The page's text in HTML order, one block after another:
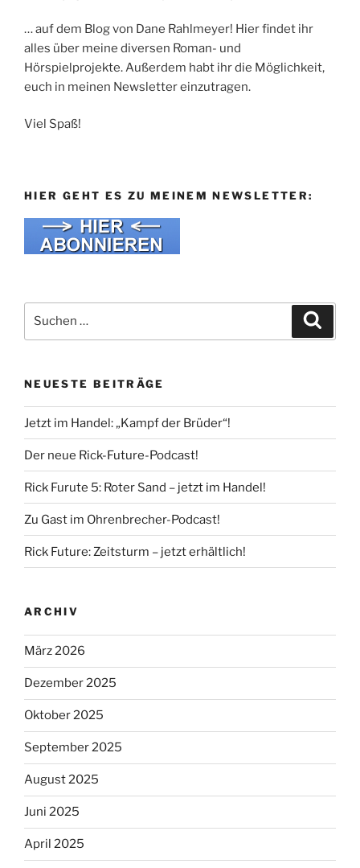
… auf dem Blog von Dane Rahlmeyer! Hier findet ihr
alles über meine diversen Roman- und
Hörspielprojekte. Außerdem habt ihr die Möglichkeit,
euch in meinen Newsletter einzutragen.
Viel Spaß!
HIER GEHT ES ZU MEINEM NEWSLETTER:
nach:
NEUESTE BEITRÄGE
Jetzt im Handel: „Kampf der Brüder“!
Der neue Rick-Future-Podcast!
Rick Furute 5: Roter Sand – jetzt im Handel!
Zu Gast im Ohrenbrecher-Podcast!
Rick Future: Zeitsturm – jetzt erhältlich!
ARCHIV
März 2026
Dezember 2025
Oktober 2025
September 2025
August 2025
Juni 2025
April 2025